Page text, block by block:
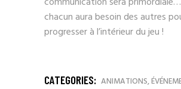
chacun aura besoin des autres
progresser à l’intérieur du jeu !
CATEGORIES: ANIMATIONS,